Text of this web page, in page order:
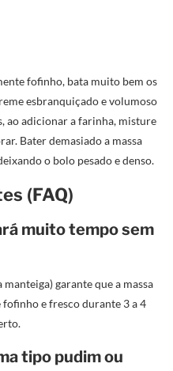
fofinho, bata muito bem os
esbranquiçado e volumoso
ao adicionar a farinha, misture
Bater demasiado a massa
o bolo pesado e denso.
(FAQ)
muito tempo sem
garante que a massa
e fresco durante 3 a 4
tipo pudim ou